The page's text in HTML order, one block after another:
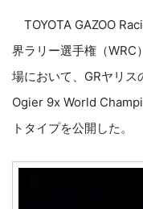
TOYOTA GAZOO
界ラリー選手権（WRC
場において、GRヤリ
Ogier 9x World
トタイプを公開した。